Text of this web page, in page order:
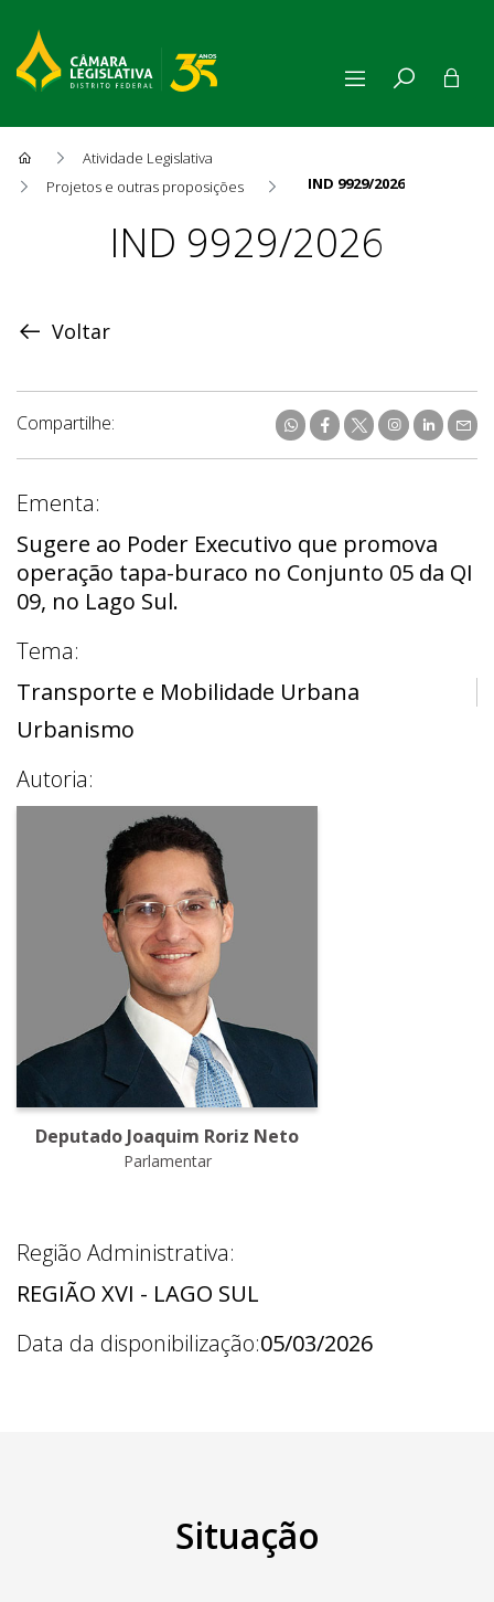
Atividade Legislativa
Projetos e outras proposições
IND 9929/2026
ProposiçãoIND 9929/2026
Voltar
Compartilhe:
Ementa:
Sugere ao Poder Executivo que promova
operação tapa-buraco no Conjunto 05 da QI
09, no Lago Sul.
Tema:
Transporte e Mobilidade Urbana
Urbanismo
Autoria:
Deputado Joaquim Roriz Neto
Parlamentar
Região Administrativa:
REGIÃO XVI - LAGO SUL
Data da disponibilização:05/03/2026
Situação